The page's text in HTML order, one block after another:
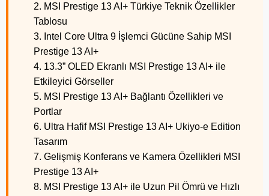
2. MSI Prestige 13 AI+ Türkiye Teknik Özellikler
Tablosu
3. Intel Core Ultra 9 İşlemci Gücüne Sahip MSI
Prestige 13 AI+
4. 13.3” OLED Ekranlı MSI Prestige 13 AI+ ile
Etkileyici Görseller
5. MSI Prestige 13 AI+ Bağlantı Özellikleri ve
Portlar
6. Ultra Hafif MSI Prestige 13 AI+ Ukiyo-e Edition
Tasarım
7. Gelişmiş Konferans ve Kamera Özellikleri MSI
Prestige 13 AI+
8. MSI Prestige 13 AI+ ile Uzun Pil Ömrü ve Hızlı